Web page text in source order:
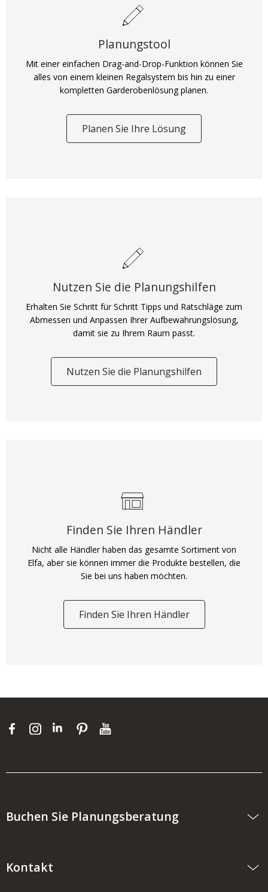
Planungstool
Mit einer einfachen Drag-and-Drop-Funktion können Sie
alles von einem kleinen Regalsystem bis hin zu einer
kompletten Garderobenlösung planen.
Planen Sie Ihre Lösung
Nutzen Sie die Planungshilfen
Erhalten Sie Schritt für Schritt Tipps und Ratschläge zum
Abmessen und Anpassen Ihrer Aufbewahrungslösung,
damit sie zu Ihrem Raum passt.
Nutzen Sie die Planungshilfen
Finden Sie Ihren Händler
Nicht alle Händler haben das gesamte Sortiment von
Elfa, aber sie können immer die Produkte bestellen, die
Sie bei uns haben möchten.
Finden Sie Ihren Händler
Buchen Sie Planungsberatung
Kontakt